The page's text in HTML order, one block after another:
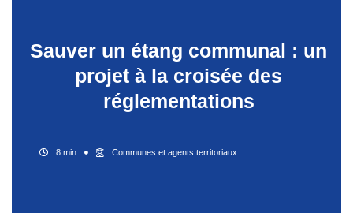
Sauver un étang communal : un
projet à la croisée des
réglementations
8 min Communes et agents territoriaux